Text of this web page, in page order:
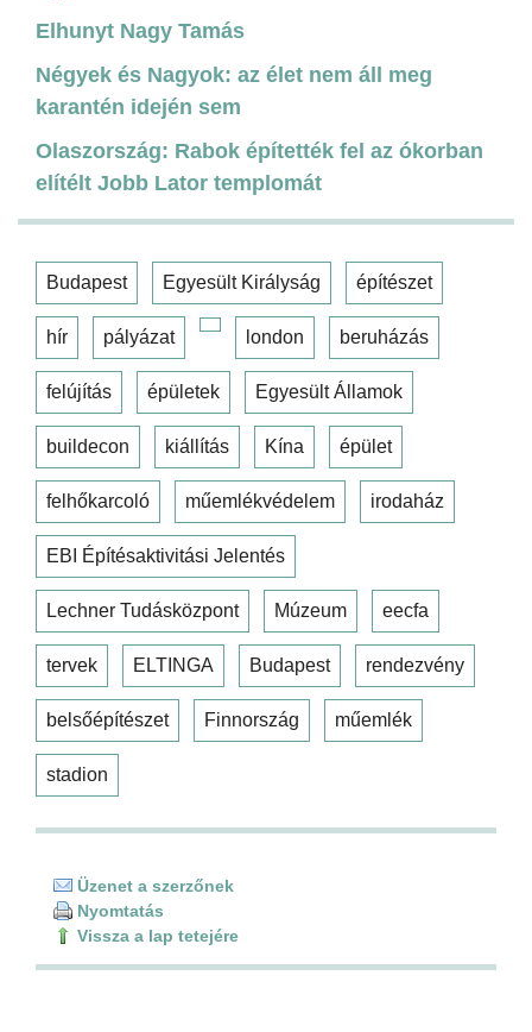
Elhunyt Nagy Tamás
Négyek és Nagyok: az élet nem áll meg
karantén idején sem
Olaszország: Rabok építették fel az ókorban
elítélt Jobb Lator templomát
Budapest Egyesült Királyság építészet
hír pályázat london beruházás
felújítás épületek Egyesült Államok
buildecon kiállítás Kína épület
felhőkarcoló műemlékvédelem irodaház
EBI Építésaktivitási Jelentés
Lechner Tudásközpont Múzeum eecfa
tervek ELTINGA Budapest rendezvény
belsőépítészet Finnország műemlék
stadion
Üzenet a szerzőnek
Nyomtatás
Vissza a lap tetejére